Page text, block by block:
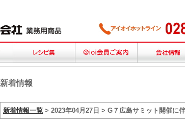
新着情報
新着情報一覧 > 2023年04月27日 > G７広島サミット開催に